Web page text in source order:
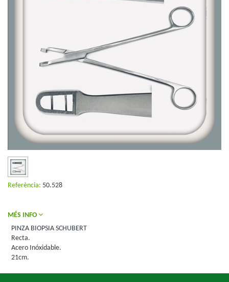
Referència: 50.528
MÉS INFO
PINZA BIOPSIA SCHUBERT
Recta.
Acero Inóxidable.
21cm.